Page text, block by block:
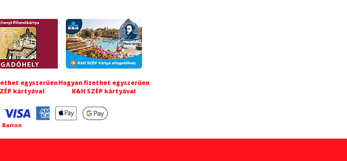
egyszerűen
kártyával
Hogyan fizethet egyszerűen
K&H SZÉP kártyával
Barion